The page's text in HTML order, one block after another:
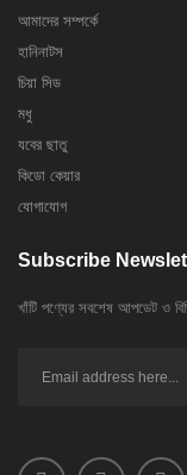
আমাদের সম্পর্কে
হানিনাটস
চিয়া সিড
মধু
যবের ছাতু
কিডো কেয়ার
যোগাযোগ
Subscribe
খাঁটি পণ্যের সবশেষ আপডেট ও